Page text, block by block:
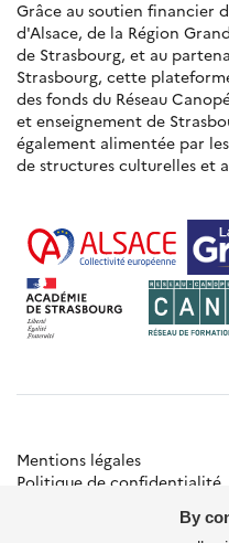
Grâce au soutien financier
d'Alsace, de la Région
de Strasbourg, et au
Strasbourg, cette
des fonds du Réseau
et enseignement de
également alimentée par
de structures culturelles et
Mentions légales
Politique de confidentialité
By